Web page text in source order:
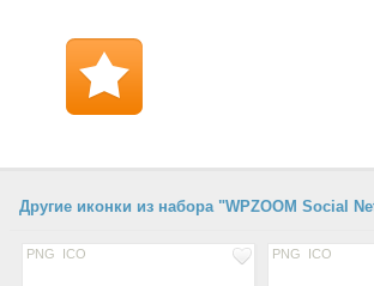
Другие иконки из набора "WPZOOM Social
PNG ICO PNG ICO